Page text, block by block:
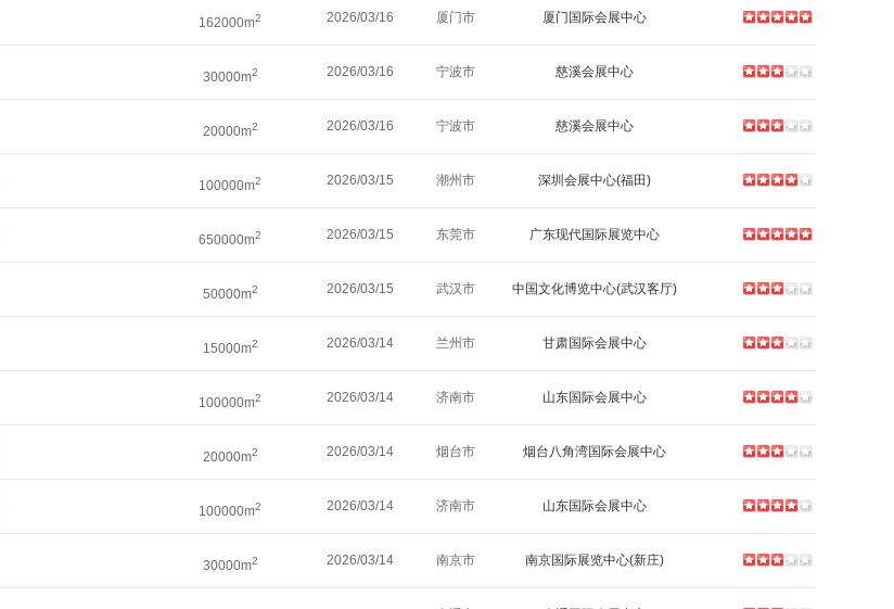
162000m2 2026/03/16 厦门市 厦门国际会展中心
30000m2 2026/03/16 宁波市 慈溪会展中心
20000m2 2026/03/16 宁波市 慈溪会展中心
100000m2 2026/03/15 潮州市 深圳会展中心(福田)
650000m2 2026/03/15 东莞市 广东现代国际展览中心
50000m2 2026/03/15 武汉市 中国文化博览中心(武汉客厅)
15000m2 2026/03/14 兰州市 甘肃国际会展中心
100000m2 2026/03/14 济南市 山东国际会展中心
20000m2 2026/03/14 烟台市 烟台八角湾国际会展中心
100000m2 2026/03/14 济南市 山东国际会展中心
30000m2 2026/03/14 南京市 南京国际展览中心(新庄)